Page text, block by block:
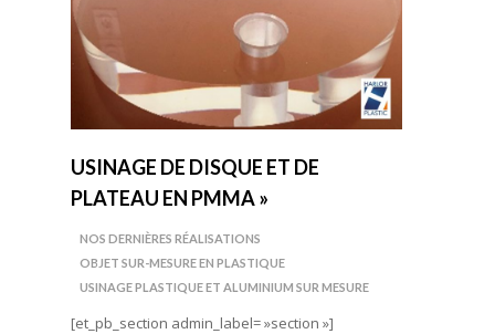
USINAGE DE DISQUE ET DE
PLATEAU EN PMMA »
NOS DERNIÈRES RÉALISATIONS
OBJET SUR-MESURE EN PLASTIQUE
USINAGE PLASTIQUE ET ALUMINIUM SUR MESURE
[et_pb_section admin_label= »section »]